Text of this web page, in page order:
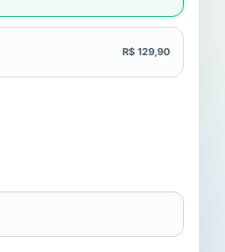
R$ 129,90